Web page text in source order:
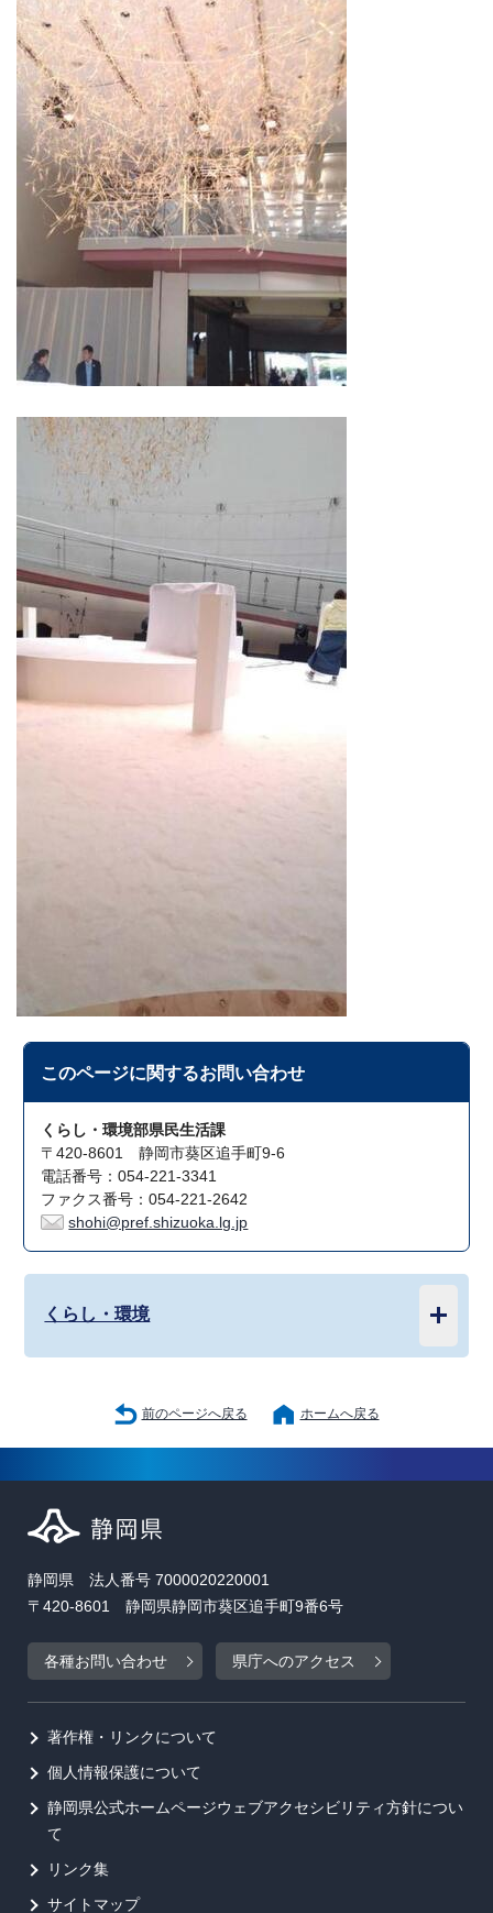
このページに関するお問い合わせ
くらし・環境部県民生活課
〒420-8601 静岡市葵区追手町9-6
電話番号：054-221-3341
ファクス番号：054-221-2642
shohi@pref.shizuoka.lg.jp
くらし・環境
前のページへ戻る ホームへ戻る
静岡県 法人番号 7000020220001
〒420-8601 静岡県静岡市葵区追手町9番6号
各種お問い合わせ 県庁へのアクセス
著作権・リンクについて
個人情報保護について
静岡県公式ホームページウェブアクセシビリティ方針につい
て
リンク集
サイトマップ